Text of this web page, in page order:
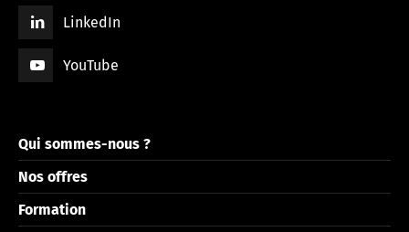
LinkedIn
YouTube
Qui sommes-nous ?
Nos offres
Formation